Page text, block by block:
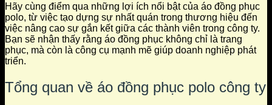
Hãy cùng điểm qua những lợi ích nổi bật của áo đồng phục
polo, từ việc tạo dựng sự nhất quán trong thương hiệu đến
việc nâng cao sự gắn kết giữa các thành viên trong công ty.
Bạn sẽ nhận thấy rằng áo đồng phục không chỉ là trang
phục, mà còn là công cụ mạnh mẽ giúp doanh nghiệp phát
triển.
Tổng quan về áo đồng phục polo công ty